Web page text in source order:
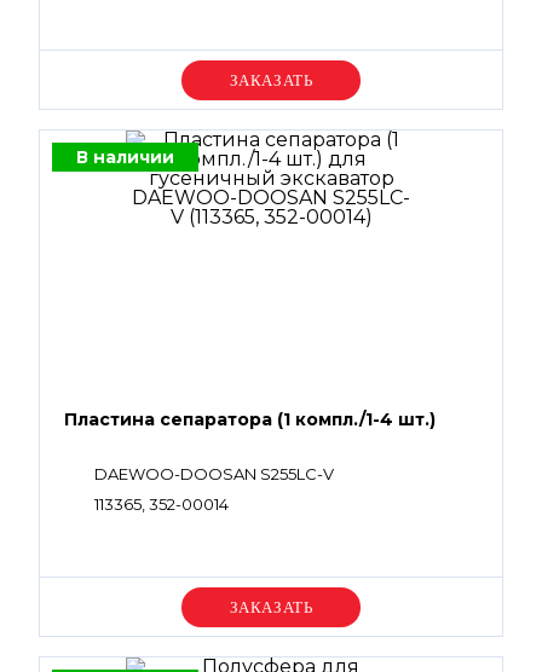
Уточняйте цену
В наличии
Пластина сепаратора (1 компл./1-4 шт.)
DAEWOO-DOOSAN S255LC-V
113365, 352-00014
Уточняйте цену